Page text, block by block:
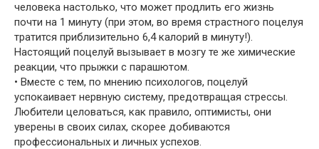
человека настолько, что может продлить его жизнь
почти на 1 минуту (при этом, во время страстного поцелуя
тратится приблизительно 6,4 калорий в минуту!).
Настоящий поцелуй вызывает в мозгу те же химические
реакции, что прыжки с парашютом.
• Вместе с тем, по мнению психологов, поцелуй
успокаивает нервную систему, предотвращая стрессы.
Любители целоваться, как правило, оптимисты, они
уверены в своих силах, скорее добиваются
профессиональных и личных успехов.